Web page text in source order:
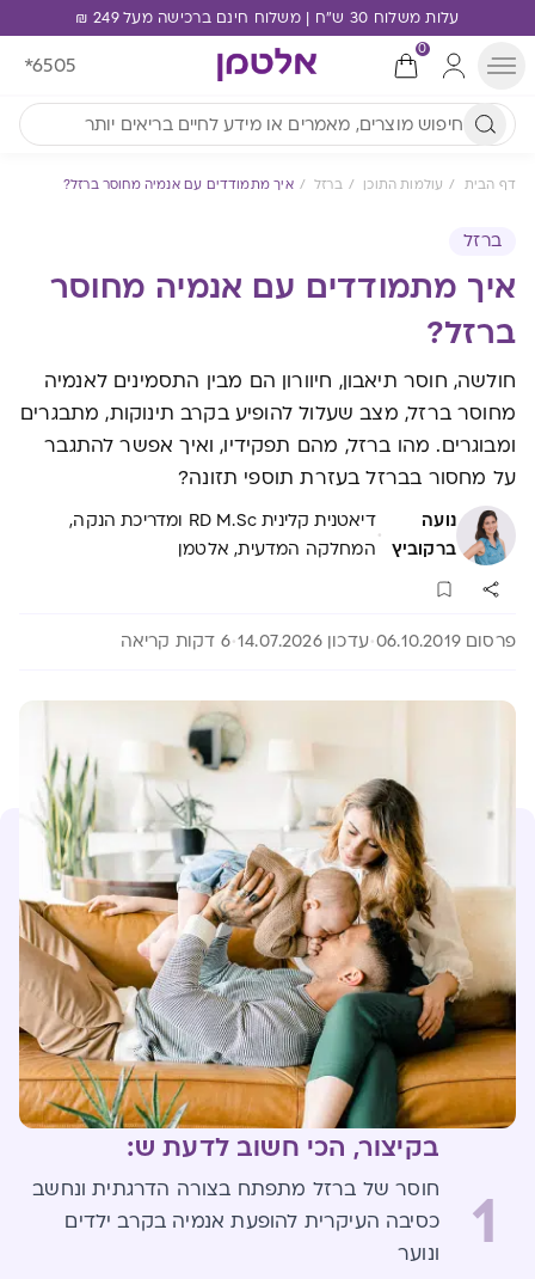
עלות משלוח 30 ש"ח | משלוח חינם ברכישה מעל 249 ₪
0
*6505
דף הבית עולמות התוכן ברזל איך מתמודדים עם אנמיה מחוסר ברזל?
ברזל
איך מתמודדים עם אנמיה מחוסר
ברזל?
חולשה, חוסר תיאבון, חיוורון הם מבין התסמינים לאנמיה
מחוסר ברזל, מצב שעלול להופיע בקרב תינוקות, מתבגרים
ומבוגרים. מהו ברזל, מהם תפקידיו, ואיך אפשר להתגבר
על מחסור בברזל בעזרת תוספי תזונה?
נועה
ברקוביץ ·
דיאטנית קלינית RD M.Sc ומדריכת הנקה,
המחלקה המדעית, אלטמן
פרסום 06.10.2019 עדכון 14.07.2026 6 דקות קריאה
בקיצור, הכי חשוב לדעת ש:
1
חוסר של ברזל מתפתח בצורה הדרגתית ונחשב
כסיבה העיקרית להופעת אנמיה בקרב ילדים
ונוער